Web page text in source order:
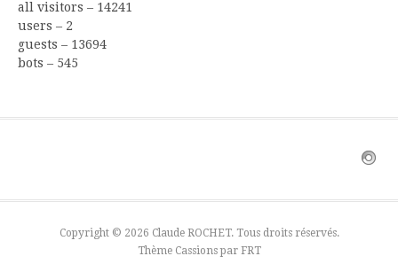
all visitors – 14241
users – 2
guests – 13694
bots – 545
Copyright © 2026 Claude ROCHET. Tous droits réservés.
Thème Cassions par FRT